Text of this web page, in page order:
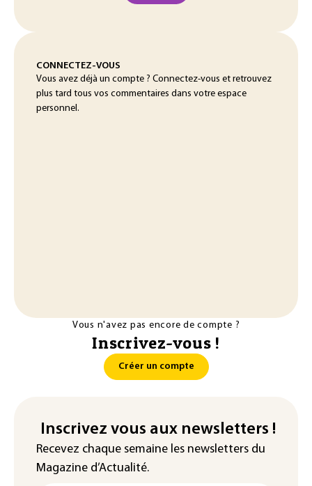
CONNECTEZ-VOUS
Vous avez déjà un compte ? Connectez-vous et retrouvez
plus tard tous vos commentaires dans votre espace
personnel.
Vous n'avez pas encore de compte ?
Inscrivez-vous !
Créer un compte
Inscrivez vous aux newsletters !
Recevez chaque semaine les newsletters du
Magazine d’Actualité.